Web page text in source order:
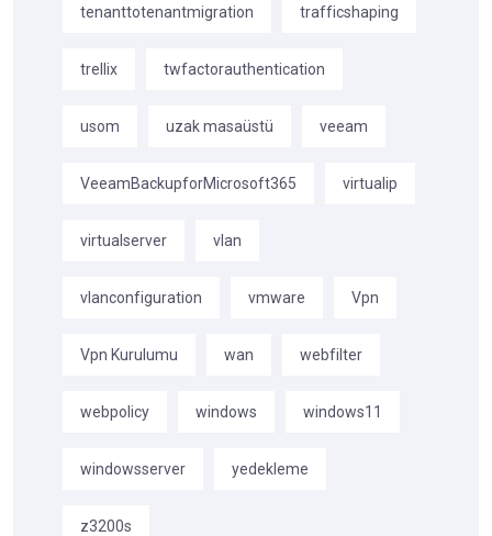
tenanttotenantmigration trafficshaping
trellix twfactorauthentication
usom uzak masaüstü veeam
VeeamBackupforMicrosoft365 virtualip
virtualserver vlan
vlanconfiguration vmware Vpn
Vpn Kurulumu wan webfilter
webpolicy windows windows11
windowsserver yedekleme
z3200s